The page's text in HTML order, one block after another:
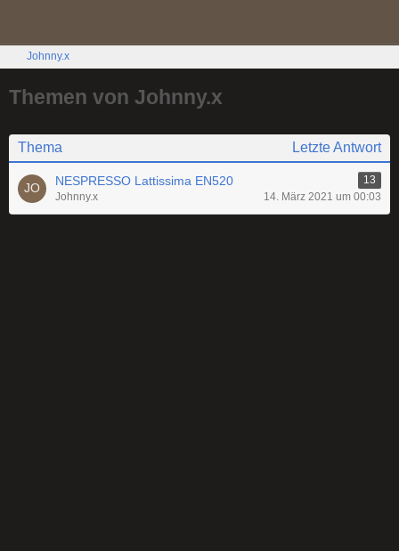
Johnny.x
Themen von Johnny.x
Thema Letzte Antwort
NESPRESSO Lattissima EN520
13
Johnny.x
14. März 2021 um 00:03